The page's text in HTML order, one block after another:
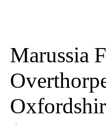
Marussia